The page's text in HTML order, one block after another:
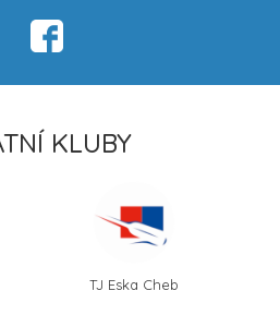
KLUBY
TJ Eska Cheb